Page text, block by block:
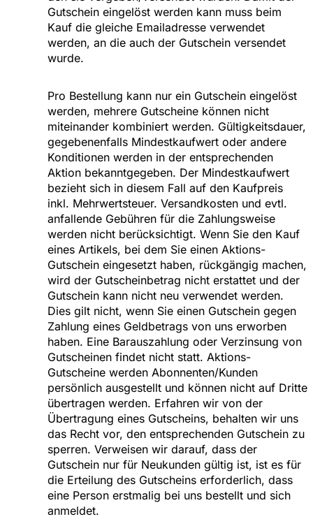
Gutschein eingelöst werden kann muss beim
Kauf die gleiche Emailadresse verwendet
werden, an die auch der Gutschein versendet
wurde.
Pro Bestellung kann nur ein Gutschein eingelöst
werden, mehrere Gutscheine können nicht
miteinander kombiniert werden. Gültigkeitsdauer,
gegebenenfalls Mindestkaufwert oder andere
Konditionen werden in der entsprechenden
Aktion bekanntgegeben. Der Mindestkaufwert
bezieht sich in diesem Fall auf den Kaufpreis
inkl. Mehrwertsteuer. Versandkosten und evtl.
anfallende Gebühren für die Zahlungsweise
werden nicht berücksichtigt. Wenn Sie den Kauf
eines Artikels, bei dem Sie einen Aktions-
Gutschein eingesetzt haben, rückgängig machen,
wird der Gutscheinbetrag nicht erstattet und der
Gutschein kann nicht neu verwendet werden.
Dies gilt nicht, wenn Sie einen Gutschein gegen
Zahlung eines Geldbetrags von uns erworben
haben. Eine Barauszahlung oder Verzinsung von
Gutscheinen findet nicht statt. Aktions-
Gutscheine werden Abonnenten/Kunden
persönlich ausgestellt und können nicht auf Dritte
übertragen werden. Erfahren wir von der
Übertragung eines Gutscheins, behalten wir uns
das Recht vor, den entsprechenden Gutschein zu
sperren. Verweisen wir darauf, dass der
Gutschein nur für Neukunden gültig ist, ist es für
die Erteilung des Gutscheins erforderlich, dass
eine Person erstmalig bei uns bestellt und sich
anmeldet.